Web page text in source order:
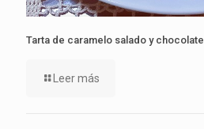
Tarta de caramelo salado y chocolate
Leer más